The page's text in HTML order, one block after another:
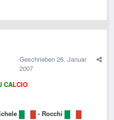
Geschrieben 26. Januar
2007
CALCIO
- Rocchi